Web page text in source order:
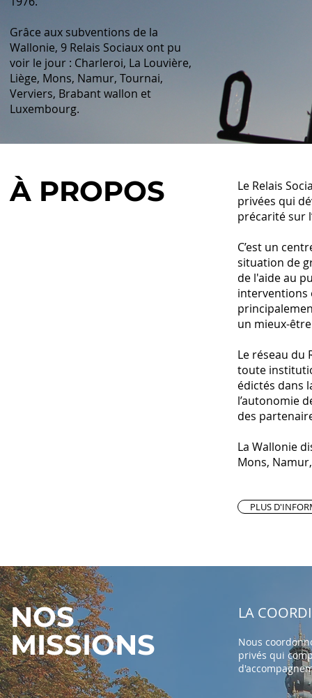
Grâce aux subventions de la
Wallonie, 9 Relais Sociaux ont pu
voir le jour : Charleroi, La Louvière,
Liège, Mons, Namur, Tournai,
Verviers, Brabant wallon et
Luxembourg.
À PROPOS
Le Relais
privées qui
précarité sur l’
C’est un
situation de
de l'aide au
interventions
un mieux-
Le réseau du
toute
édictés dans
l’autonomie
des
La Wallonie
Mons,
PLUS
NOS
MISSIONS
LA
Nous
privés qui